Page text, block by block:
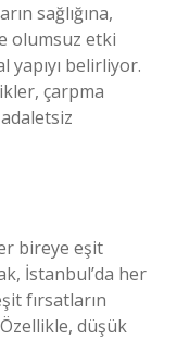
sağlığına,
olumsuz etki
yapıyı belirliyor.
çarpma
bireye eşit
İstanbul’da her
fırsatların
düşük